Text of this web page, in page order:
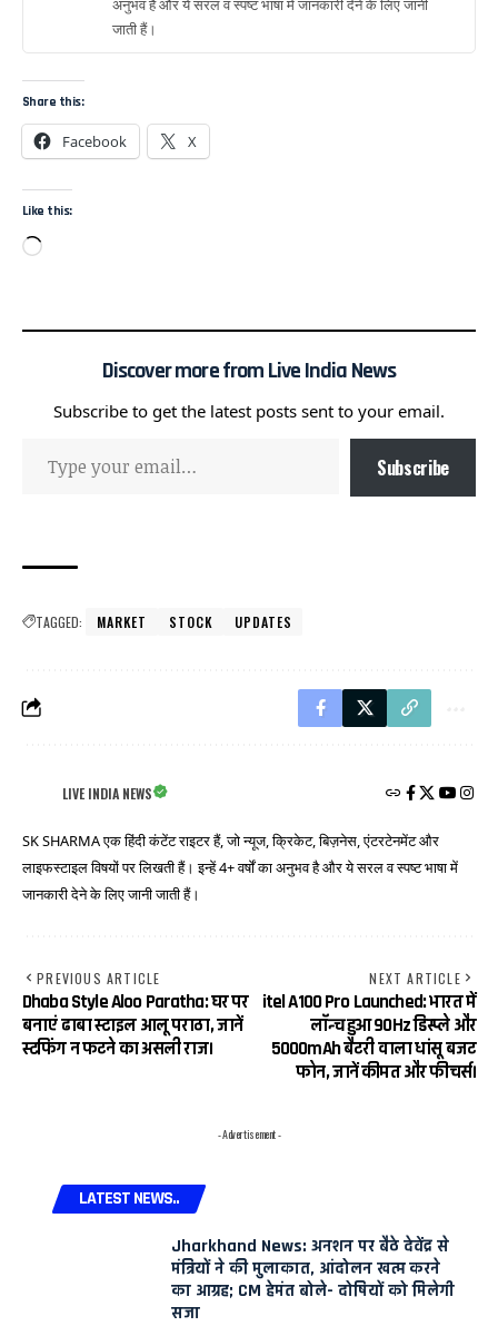
अनुभव है और ये सरल व स्पष्ट भाषा में जानकारी देने के लिए जानी
जाती हैं।
Share this:
Facebook X
Like this:
Discover more from Live India News
Subscribe to get the latest posts sent to your email.
Subscribe
TAGGED: MARKET STOCK UPDATES
LIVE INDIA NEWS
SK SHARMA एक हिंदी कंटेंट राइटर हैं, जो न्यूज, क्रिकेट, बिज़नेस, एंटरटेनमेंट और
लाइफस्टाइल विषयों पर लिखती हैं। इन्हें 4+ वर्षों का अनुभव है और ये सरल व स्पष्ट भाषा में
जानकारी देने के लिए जानी जाती हैं।
PREVIOUS ARTICLE
Dhaba Style Aloo Paratha: घर पर
बनाएं ढाबा स्टाइल आलू पराठा, जानें
स्टफिंग न फटने का असली राज।
NEXT ARTICLE
itel A100 Pro Launched: भारत में
लॉन्च हुआ 90Hz डिस्प्ले और
5000mAh बैटरी वाला धांसू बजट
फोन, जानें कीमत और फीचर्स।
- Advertisement -
LATEST NEWS..
Jharkhand News: अनशन पर बैठे देवेंद्र से
मंत्रियों ने की मुलाकात, आंदोलन खत्म करने
का आग्रह; CM हेमंत बोले- दोषियों को मिलेगी
सजा